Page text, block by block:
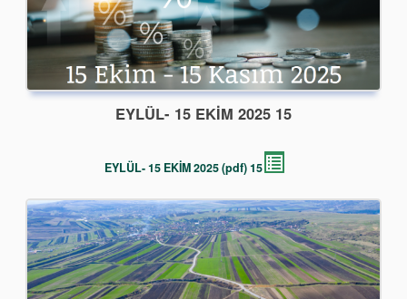
15 EYLÜL- 15 EKİM 2025
15 EYLÜL- 15 EKİM 2025 (pdf)